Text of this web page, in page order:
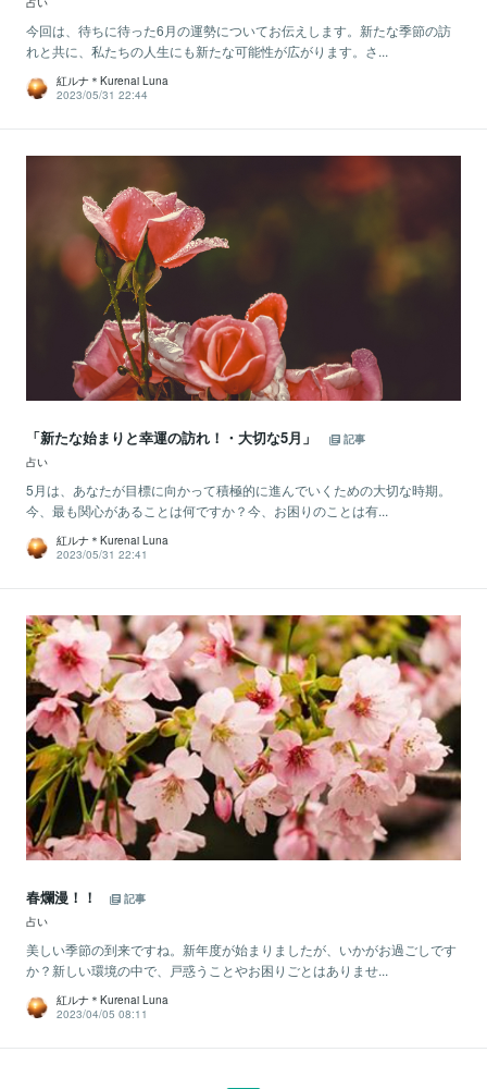
今回は、待ちに待った6月の運勢についてお伝えします。新たな季節の訪
れと共に、私たちの人生にも新たな可能性が広がります。さ...
紅ルナ＊Kurenai Luna
2023/05/31 22:44
「新たな始まりと幸運の訪れ！・大切な5月」
記事
占い
5月は、あなたが目標に向かって積極的に進んでいくための大切な時期。
今、最も関心があることは何ですか？今、お困りのことは有...
紅ルナ＊Kurenai Luna
2023/05/31 22:41
春爛漫！！
記事
占い
美しい季節の到来ですね。新年度が始まりましたが、いかがお過ごしです
か？新しい環境の中で、戸惑うことやお困りごとはありませ...
紅ルナ＊Kurenai Luna
2023/04/05 08:11